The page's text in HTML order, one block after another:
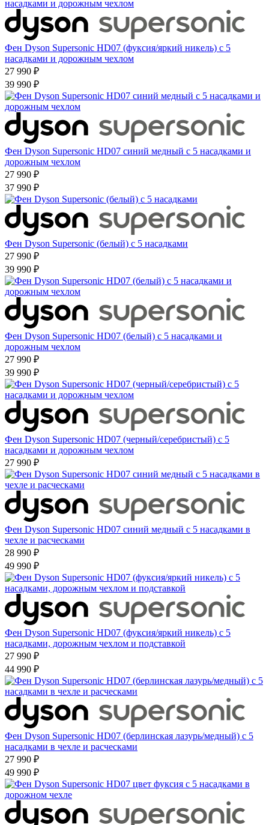
Фен Dyson Supersonic HD07 (фуксия/яркий никель) с 5
насадками и дорожным чехлом
27 990 ₽
39 990 ₽
Фен Dyson Supersonic HD07 синий медный с 5 насадками и
дорожным чехлом
27 990 ₽
37 990 ₽
Фен Dyson Supersonic (белый) с 5 насадками
27 990 ₽
39 990 ₽
Фен Dyson Supersonic HD07 (белый) с 5 насадками и
дорожным чехлом
27 990 ₽
39 990 ₽
Фен Dyson Supersonic HD07 (черный/серебристый) с 5
насадками и дорожным чехлом
27 990 ₽
Фен Dyson Supersonic HD07 синий медный с 5 насадками в
чехле и расческами
28 990 ₽
49 990 ₽
Фен Dyson Supersonic HD07 (фуксия/яркий никель) с 5
насадками, дорожным чехлом и подставкой
27 990 ₽
44 990 ₽
Фен Dyson Supersonic HD07 (берлинская лазурь/медный) с 5
насадками в чехле и расческами
27 990 ₽
49 990 ₽